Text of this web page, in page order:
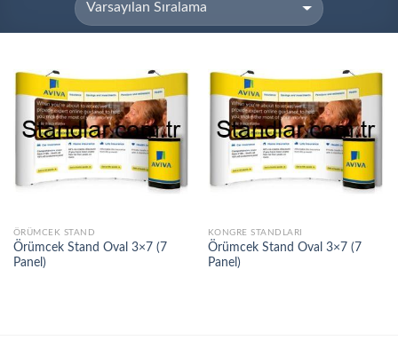
ÖRÜMCEK STAND
Örümcek Stand Oval 3×7 (7
Panel)
KONGRE STANDLARI
Örümcek Stand Oval 3×7 (7
Panel)